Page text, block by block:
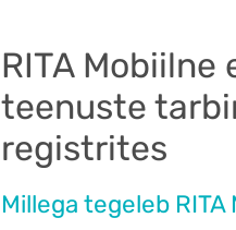
RITA
teenuste
registrites
Millega tegeleb